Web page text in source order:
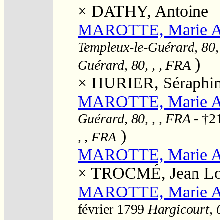
× DATHY, Antoine
MAROTTE, Marie
Templeux-le-Guérard,
Guérard, 80, , , FRA )
× HURIER,
MAROTTE, Marie
Guérard, 80, , , FRA -
, , FRA )
MAROTTE, Marie
× TROCMÉ, Jean
MAROTTE, Marie
février 1799 Hargicourt,